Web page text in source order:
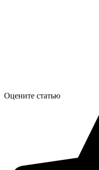
Оцените статью